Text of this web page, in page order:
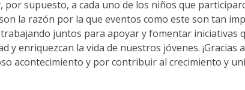
por supuesto, a cada uno de los niños que
la razón por la que eventos como este son tan
juntos para apoyar y fomentar iniciativas
y enriquezcan la vida de nuestros jóvenes.
acontecimiento y por contribuir al crecimiento y